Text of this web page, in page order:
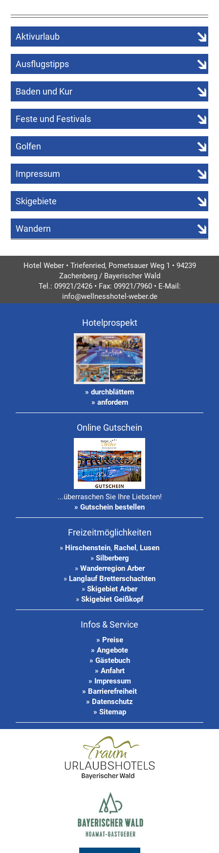
Aktivurlaub
Ausflugstipps
Baden und Kur
Feste und Festivals
Golfen
Impressum
Skigebiete
Wandern
Hotel Weber • Triefenried, Pometsauer Weg 1 • 94239
Zachenberg / Bayerischer Wald
Tel.: 09921/2426 • Fax: 09921/7960 • E-Mail:
info@wellnesshotel-weber.de
Hotelprospekt
» durchblättern
» anfordern
Online Gutschein
...überraschen Sie Ihre Liebsten!
» Gutschein bestellen
Freizeitmöglichkeiten
» Hirschenstein, Rachel , Lusen
» Silberberg
» Wanderregion Arber
» Langlauf Bretterschachten
» Skigebiet Arber
» Skigebiet Geißkopf
Infos & Service
» Preise
» Angebote
» Gästebuch
» Anfahrt
» Impressum
» Barrierefreiheit
» Datenschutz
» Sitemap